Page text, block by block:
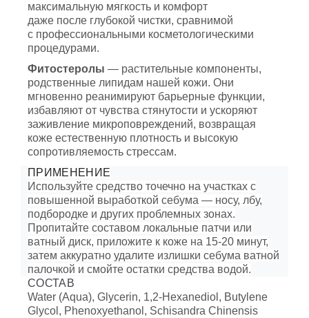
максимальную мягкость и комфорт
даже после глубокой чистки, сравнимой
с профессиональными косметологическими
процедурами.
Фитостеролы — растительные компоненты,
родственные липидам нашей кожи. Они
мгновенно реанимируют барьерные функции,
избавляют от чувства стянутости и ускоряют
заживление микроповреждений, возвращая
коже естественную плотность и высокую
сопротивляемость стрессам.
ПРИМЕНЕНИЕ
Используйте средство точечно на участках с
повышенной выработкой себума — носу, лбу,
подбородке и других проблемных зонах.
Пропитайте составом локальные патчи или
ватный диск, приложите к коже на 15-20 минут,
затем аккуратно удалите излишки себума ватной
палочкой и смойте остатки средства водой.
СОСТАВ
Water (Aqua), Glycerin, 1,2-Hexanediol, Butylene
Glycol, Phenoxyethanol, Schisandra Chinensis